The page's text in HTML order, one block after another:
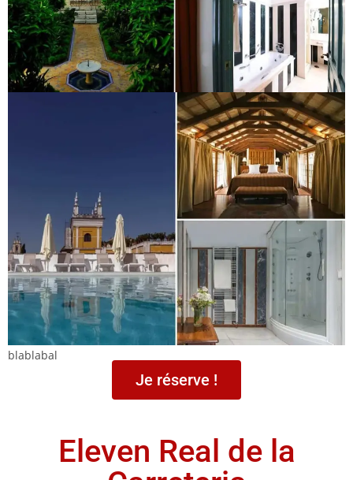
blablabal
Je réserve !
Eleven Real de la